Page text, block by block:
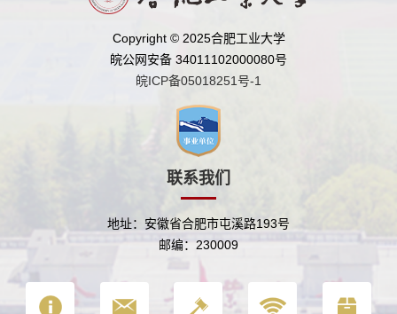
Copyright © 2025合肥工业大学
皖公网安备 34011102000080号
皖ICP备05018251号-1
联系我们
地址：安徽省合肥市屯溪路193号
邮编：230009